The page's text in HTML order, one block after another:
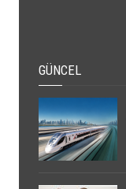
GÜNCEL